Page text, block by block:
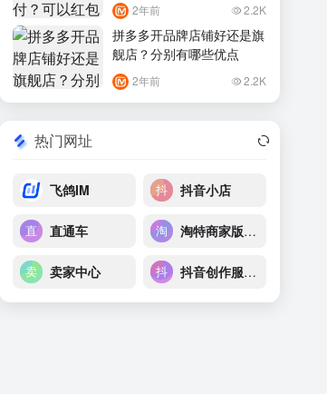
2年前 2.2K
拼多多开品牌店铺好还是旗
舰店？分别有哪些优点
2年前 2.2K
热门网址
飞鸽IM 抖音小店
直通车 淘特商家版后台
卖家中心 抖音创作服务平台